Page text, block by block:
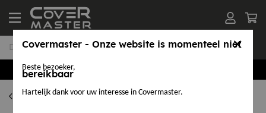
Ventilatiedoorvoeren
Covermaster - Onze website is momenteel niet
bereikbaar
Beste bezoeker,
Hartelijk dank voor uw interesse in Covermaster.